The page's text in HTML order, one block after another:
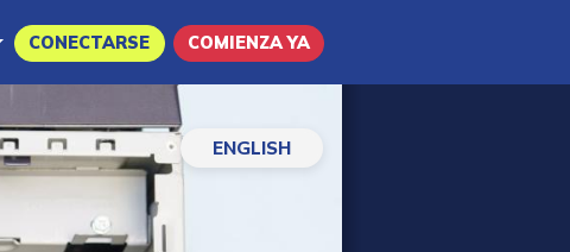
CONECTARSE COMIENZA YA
ENGLISH